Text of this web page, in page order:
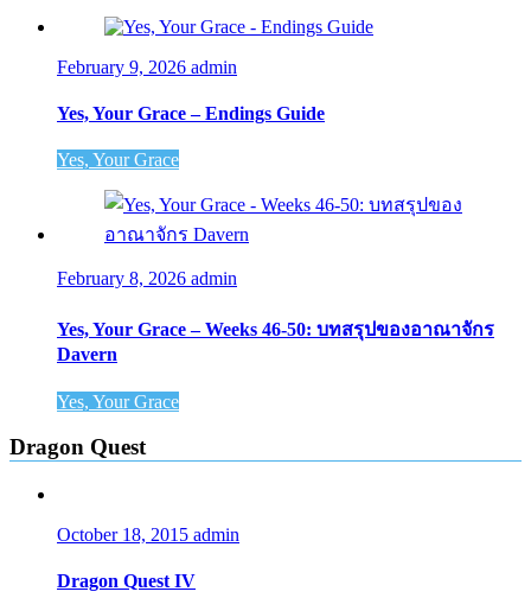
February 9, 2026 admin
Yes, Your Grace – Endings Guide
Yes, Your Grace
February 8, 2026 admin
Yes, Your Grace – Weeks 46-50: บทสรุปของอาณาจักร
Davern
Yes, Your Grace
Dragon Quest
October 18, 2015 admin
Dragon Quest IV